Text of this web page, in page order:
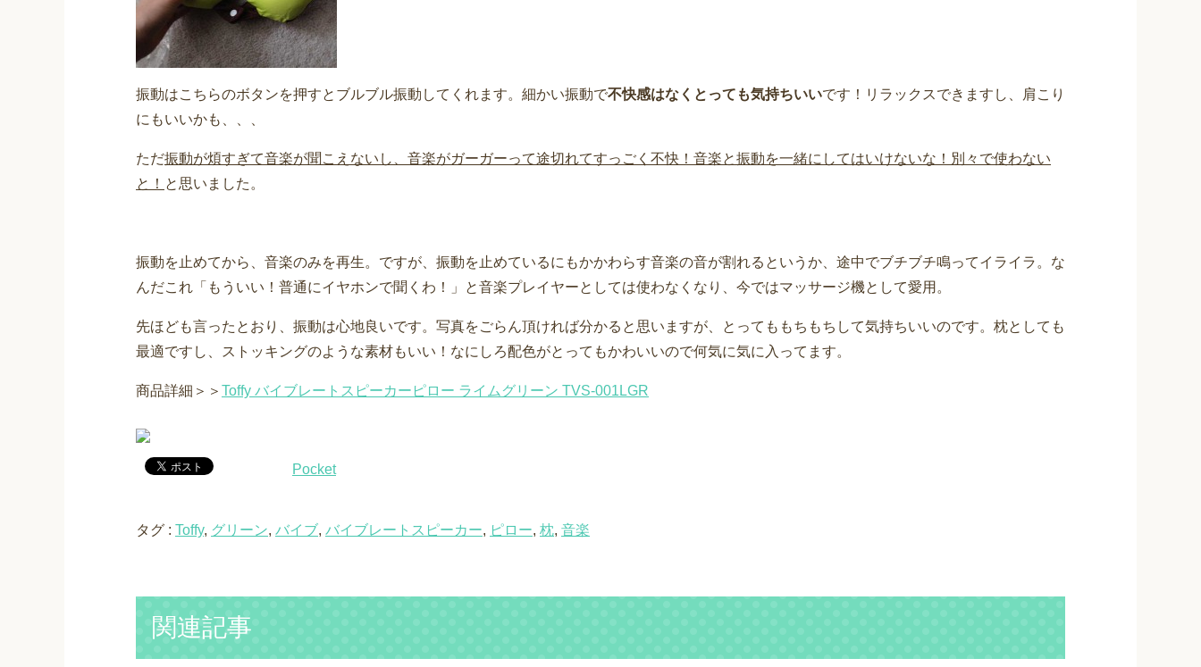
振動はこちらのボタンを押すとブルブル振動してくれます。細かい振動で不快感はなくとっても気持ちいいです！リラックスできますし、肩こり
にもいいかも、、、
ただ振動が煩すぎて音楽が聞こえないし、音楽がガーガーって途切れてすっごく不快！音楽と振動を一緒にしてはいけないな！別々で使わない
と！ と思いました。
振動を止めてから、音楽のみを再生。ですが、振動を止めているにもかかわらす音楽の音が割れるというか、途中でブチブチ鳴ってイライラ。な
んだこれ「もういい！普通にイヤホンで聞くわ！」と音楽プレイヤーとしては使わなくなり、今ではマッサージ機として愛用。
先ほども言ったとおり、振動は心地良いです。写真をごらん頂ければ分かると思いますが、とってももちもちして気持ちいいのです。枕としても
最適ですし、ストッキングのような素材もいい！なにしろ配色がとってもかわいいので何気に気に入ってます。
商品詳細＞＞ Toffy バイブレートスピーカーピロー ライムグリーン TVS-001LGR
Pocket
タグ : Toffy, グリーン, バイブ, バイブレートスピーカー, ピロー, 枕, 音楽
関連記事